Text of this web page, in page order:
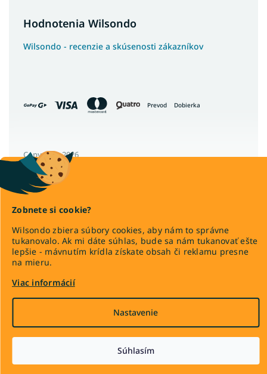
Zobnete si cookie?
Wilsondo zbiera súbory cookies, aby nám to správne
tukanovalo. Ak mi dáte súhlas, bude sa nám tukanovať ešte
lepšie - mávnutím krídla získate obsah či reklamu presne
na mieru.
Viac informácií
Nastavenie
Súhlasím
Kontinentálne postele
Luxusné kontinentálne postele
Francúzske postele
Poľské postele
Vysoké postele s úložným priestorom
Vysoké postele pre seniorov
Lacné postele z masívu
Látkové postele
Hodnotenia Wilsondo
Wilsondo - recenzie a skúsenosti zákazníkov
Prevod Dobierka
Vytvoril Shoptet Premium
Copyright 2026
Wilsondo.sk
. Všetky práva vyhradené.
Upraviť nastavenie cookies